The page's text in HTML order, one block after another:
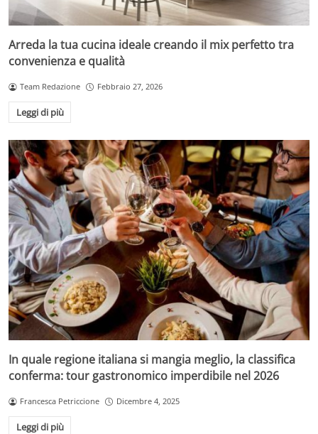
Arreda la tua cucina ideale creando il mix perfetto tra
convenienza e qualità
Team Redazione Febbraio 27, 2026
Leggi di più
In quale regione italiana si mangia meglio, la classifica
conferma: tour gastronomico imperdibile nel 2026
Francesca Petriccione Dicembre 4, 2025
Leggi di più